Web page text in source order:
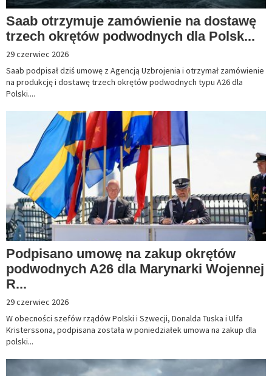
Saab otrzymuje zamówienie na dostawę
trzech okrętów podwodnych dla Polsk...
29 czerwiec 2026
Saab podpisał dziś umowę z Agencją Uzbrojenia i otrzymał zamówienie
na produkcję i dostawę trzech okrętów podwodnych typu A26 dla
Polski....
Podpisano umowę na zakup okrętów
podwodnych A26 dla Marynarki Wojennej
R...
29 czerwiec 2026
W obecności szefów rządów Polski i Szwecji, Donalda Tuska i Ulfa
Kristerssona, podpisana została w poniedziałek umowa na zakup dla
polski...